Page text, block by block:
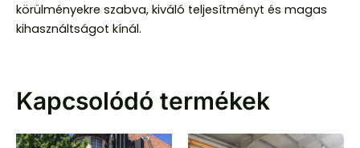
körülményekre szabva, kiváló teljesítményt és magas
kihasználtságot kínál.
Kapcsolódó termékek
Original
Current
Original